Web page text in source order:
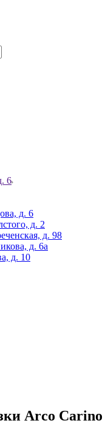
6
д. 6
д. 2
д. 98
д. 6а
д. 10
Arco Carino